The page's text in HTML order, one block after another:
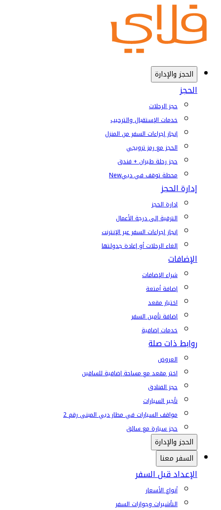
الحجز والإدارة
الحجز
حجز الرحلات
خدمات الإستقبال والترحيب
إنجاز إجراءات السفر من المنزل
الحجز مع رمز ترويجي
حجز رحلة طيران + فندق
محطة توقف في دبيNew
إدارة الحجز
إدارة الحجز
الترقية إلى درجة الأعمال
إنجاز إجراءات السفر عبر الإنترنت
إلغاء الرحلات أو إعادة جدولتها
الإضافات
شراء الإضافات
إضافة أمتعة
اختيار مقعد
إضافة تأمين السفر
خدمات إضافية
روابط ذات صلة
العروض
اختر مقعد مع مساحة إضافية للساقين
حجز الفنادق
تأجير السيارات
مواقف السيارات في مطار دبي المبنى رقم 2
حجز سيارة مع سائق
الحجز والإدارة
السفر معنا
الإعداد قبل السفر
أنواع الأسعار
التأشيرات وجوازات السفر